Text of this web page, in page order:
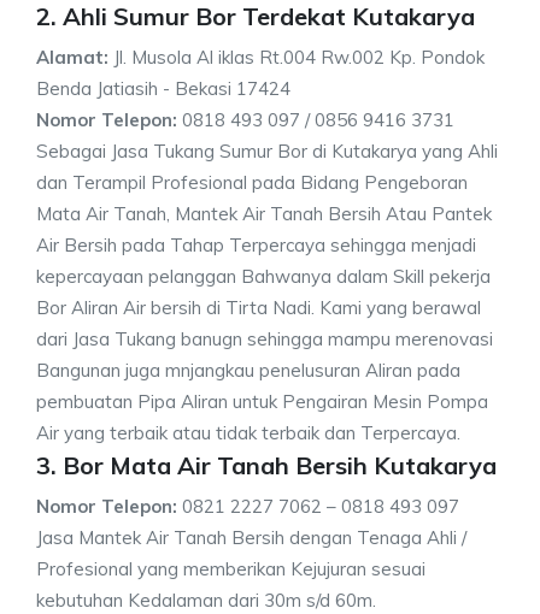
2. Ahli Sumur Bor Terdekat Kutakarya
Alamat: Jl. Musola Al iklas Rt.004 Rw.002 Kp. Pondok
Benda Jatiasih - Bekasi 17424
Nomor Telepon: 0818 493 097 / 0856 9416 3731
Sebagai Jasa Tukang Sumur Bor di Kutakarya yang Ahli
dan Terampil Profesional pada Bidang Pengeboran
Mata Air Tanah, Mantek Air Tanah Bersih Atau Pantek
Air Bersih pada Tahap Terpercaya sehingga menjadi
kepercayaan pelanggan Bahwanya dalam Skill pekerja
Bor Aliran Air bersih di Tirta Nadi. Kami yang berawal
dari Jasa Tukang banugn sehingga mampu merenovasi
Bangunan juga mnjangkau penelusuran Aliran pada
pembuatan Pipa Aliran untuk Pengairan Mesin Pompa
Air yang terbaik atau tidak terbaik dan Terpercaya.
3. Bor Mata Air Tanah Bersih Kutakarya
Nomor Telepon: 0821 2227 7062 – 0818 493 097
Jasa Mantek Air Tanah Bersih dengan Tenaga Ahli /
Profesional yang memberikan Kejujuran sesuai
kebutuhan Kedalaman dari 30m s/d 60m.